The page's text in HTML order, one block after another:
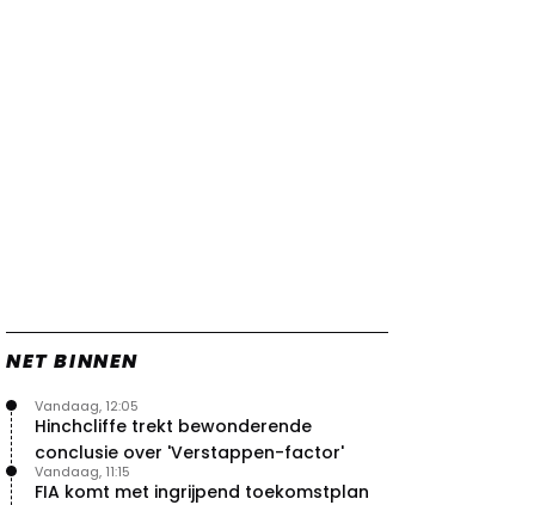
NET BINNEN
Hinchcliffe trekt bewonderende
conclusie over 'Verstappen-factor'
Vandaag, 12:05
FIA komt met ingrijpend toekomstplan
Vandaag, 11:15